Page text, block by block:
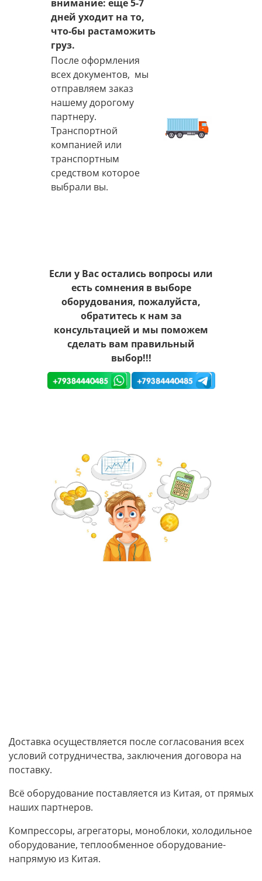
внимание: еще 5-7
дней уходит на то,
что-бы растаможить
груз.
После оформления
всех документов, мы
отправляем заказ
нашему дорогому
партнеру.
Транспортной
компанией или
транспортным
средством которое
выбрали вы.
Если у Вас остались вопросы или
есть сомнения в выборе
оборудования, пожалуйста,
обратитесь к нам за
консультацией и мы поможем
сделать вам правильный
выбор!!!
Доставка осуществляется после согласования всех
условий сотрудничества, заключения договора на
поставку.
Всё оборудование поставляется из Китая, от прямых
наших партнеров.
Компрессоры, агрегаторы, моноблоки, холодильное
оборудование, теплообменное оборудование-
напрямую из Китая.